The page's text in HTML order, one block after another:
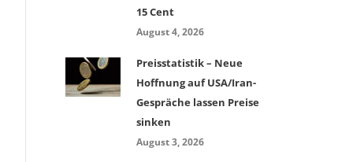
15 Cent
August 4, 2026
Preisstatistik – Neue
Hoffnung auf USA/Iran-
Gespräche lassen Preise
sinken
August 3, 2026